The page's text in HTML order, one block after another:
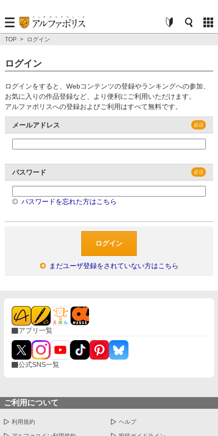
TOP > ログイン
ログイン
ログインをすると、Webコンテンツの登録やランキングへの参加、
お気に入りの作品登録など、より便利にご利用いただけます。
アルファポリスへの登録およびご利用はすべて無料です。
メールアドレス
パスワード
パスワードを忘れた方はこちら
まだユーザ登録をされていない方はこちら
アプリ一覧
公式SNS一覧
ご利用について
利用規約 ヘルプ